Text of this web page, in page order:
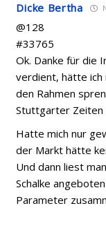
Dicke Bertha
@128
#33765
Ok. Danke für die
verdient, hätte ich
den Rahmen
Stuttgarter Zeiten
Hatte mich nur
der Markt hätte
Und dann liest
Schalke
Parameter